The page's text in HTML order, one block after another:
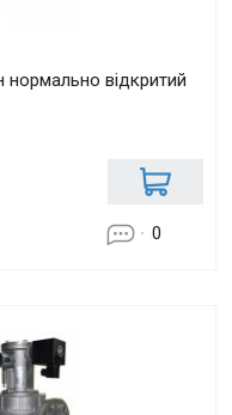
нормально відкритий
0